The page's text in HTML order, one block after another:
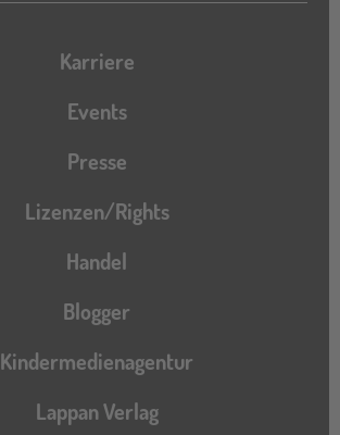
Karriere
Events
Presse
Lizenzen/Rights
Handel
Blogger
Kindermedienagentur
Lappan Verlag